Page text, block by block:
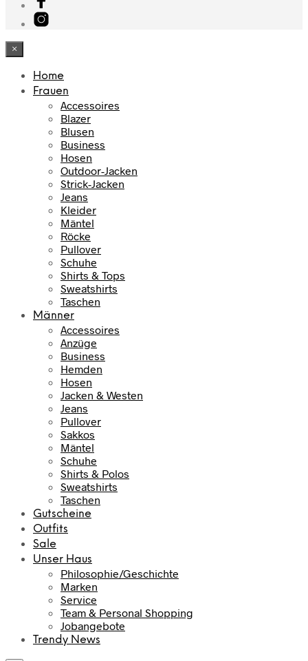
×
Home
Frauen
Accessoires
Blazer
Blusen
Business
Hosen
Outdoor-Jacken
Strick-Jacken
Jeans
Kleider
Mäntel
Röcke
Pullover
Schuhe
Shirts & Tops
Sweatshirts
Taschen
Männer
Accessoires
Anzüge
Business
Hemden
Hosen
Jacken & Westen
Jeans
Pullover
Sakkos
Mäntel
Schuhe
Shirts & Polos
Sweatshirts
Taschen
Gutscheine
Outfits
Sale
Unser Haus
Philosophie/Geschichte
Marken
Service
Team & Personal Shopping
Jobangebote
Trendy News